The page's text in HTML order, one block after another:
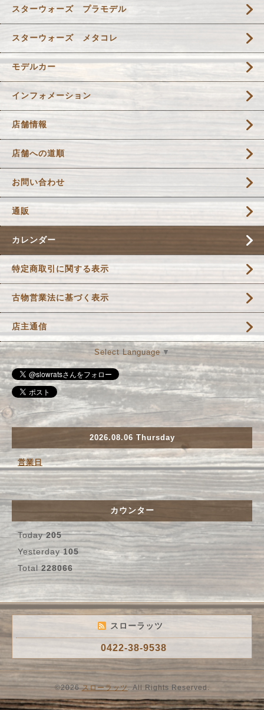
スターウォーズ プラモデル
スターウォーズ メタコレ
モデルカー
インフォメーション
店舗情報
店舗への道順
お問い合わせ
通販
カレンダー
特定商取引に関する表示
古物営業法に基づく表示
店主通信
Select Language ▼
2026.08.06 Thursday
営業日
カウンター
Today205
Yesterday105
Total228066
スローラッツ
0422-38-9538
©2026スローラッツ. All Rights Reserved.